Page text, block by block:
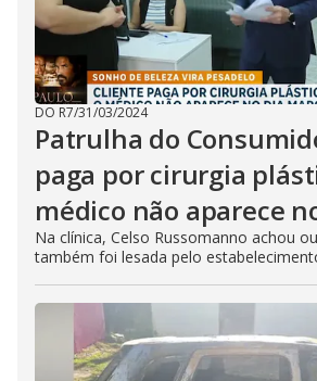
DO R7/31/03/2024
Patrulha do
paga por cirurgia
médico não aparece
Na clínica, Celso Russomanno achou
também foi lesada pelo